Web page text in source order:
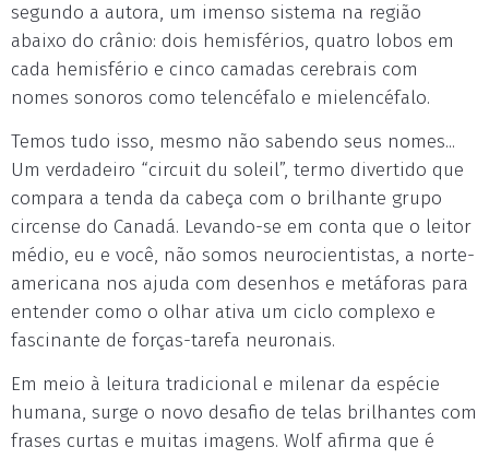
segundo a autora, um imenso sistema na região
abaixo do crânio: dois hemisférios, quatro lobos em
cada hemisfério e cinco camadas cerebrais com
nomes sonoros como telencéfalo e mielencéfalo.
Temos tudo isso, mesmo não sabendo seus nomes...
Um verdadeiro “circuit du soleil”, termo divertido que
compara a tenda da cabeça com o brilhante grupo
circense do Canadá. Levando-se em conta que o leitor
médio, eu e você, não somos neurocientistas, a norte-
americana nos ajuda com desenhos e metáforas para
entender como o olhar ativa um ciclo complexo e
fascinante de forças-tarefa neuronais.
Em meio à leitura tradicional e milenar da espécie
humana, surge o novo desafio de telas brilhantes com
frases curtas e muitas imagens. Wolf afirma que é